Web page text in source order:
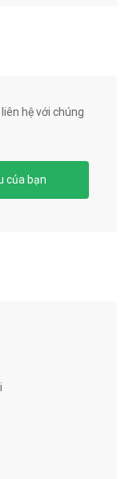
hệ với chúng
của bạn